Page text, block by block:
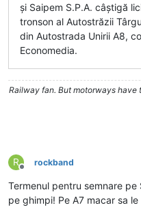
și Saipem S.P.A. câștigă
tronson al Autostrăzii
din Autostrada Unirii A8,
Economedia.
Railway fan. But motorways have
R
Deconectat
rockband
Termenul pentru semnare pe
pe ghimpi! Pe A7 macar sa